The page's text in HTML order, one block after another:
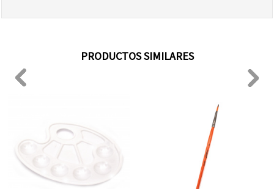
PRODUCTOS SIMILARES